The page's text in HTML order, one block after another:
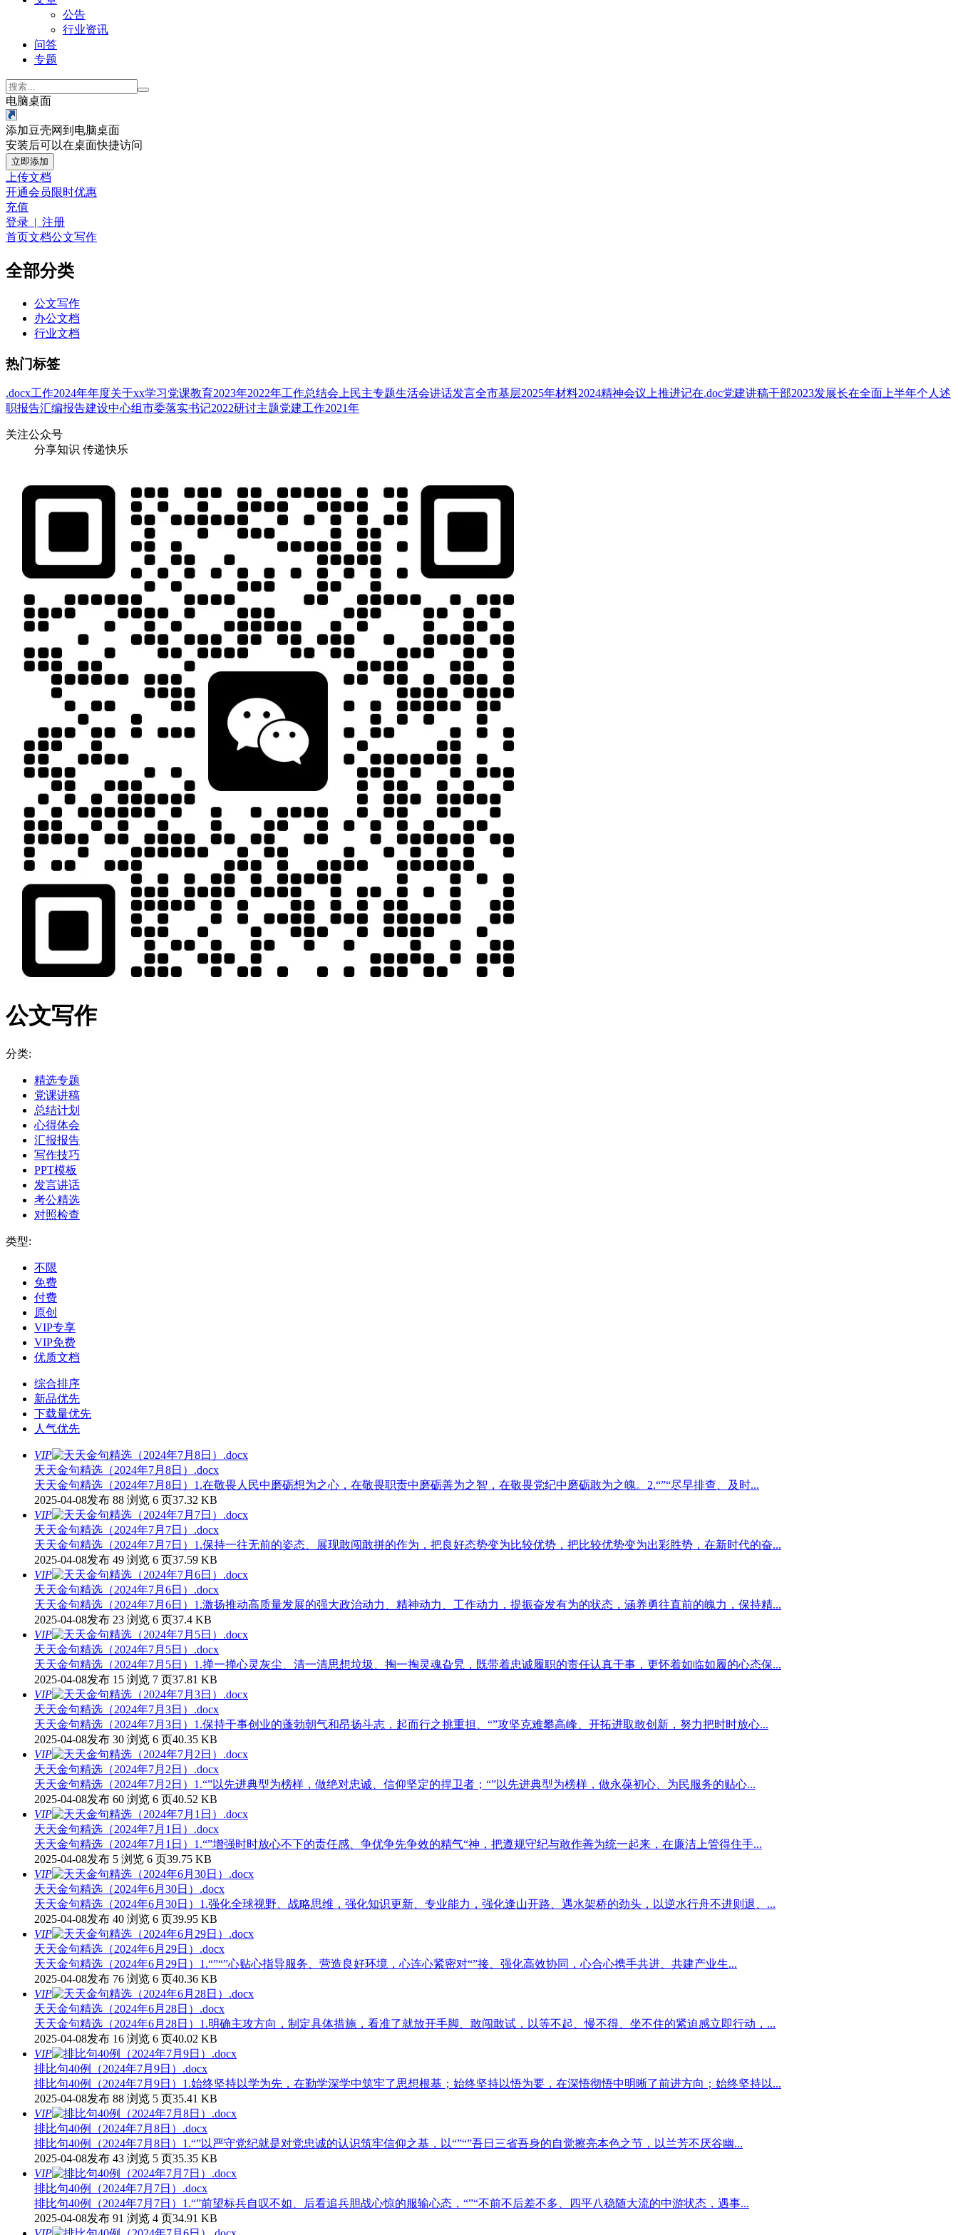
公告
行业资讯
问答
专题
电脑桌面
添加豆壳网到电脑桌面
安装后可以在桌面快捷访问
立即添加
上传文档
开通会员限时优惠
充值
登录 | 注册
首页文档公文写作
全部分类
公文写作
办公文档
行业文档
热门标签
.docx工作2024年年度关于xx学习党课教育2023年2022年工作总结会上 民主专题生活会讲话发言全市基层2025年材料2024精神会议上推进记在.doc党建讲稿干部2023发展长在全面 上半年个人 述
职报告汇编报告建设中心组市委落实书记2022研讨主题党建工作2021年
关注公众号
分享知识 传递快乐
公文写作
分类:
精选专题
党课讲稿
总结计划
心得体会
汇报报告
写作技巧
PPT模板
发言讲话
考公精选
对照检查
类型:
不限
免费
付费
原创
VIP专享
VIP免费
优质文档
综合排序
新品优先
下载量优先
人气优先
VIP
天天金句精选（2024年7月8日）.docx
天天金句精选（2024年7月8日）1.在敬畏人民中磨砺想为之心，在敬畏职责中磨砺善为之智，在敬畏党纪中磨砺敢为之魄。2.“”“尽早排查、及时...
2025-04-08发布 88 浏览 6 页37.32 KB
VIP
天天金句精选（2024年7月7日）.docx
天天金句精选（2024年7月7日）1.保持一往无前的姿态、展现敢闯敢拼的作为，把良好态势变为比较优势，把比较优势变为出彩胜势，在新时代的奋...
2025-04-08发布 49 浏览 6 页37.59 KB
VIP
天天金句精选（2024年7月6日）.docx
天天金句精选（2024年7月6日）1.激扬推动高质量发展的强大政治动力、精神动力、工作动力，提振奋发有为的状态，涵养勇往直前的魄力，保持精...
2025-04-08发布 23 浏览 6 页37.4 KB
VIP
天天金句精选（2024年7月5日）.docx
天天金句精选（2024年7月5日）1.掸一掸心灵灰尘、清一清思想垃圾、掏一掏灵魂旮旯，既带着忠诚履职的责任认真干事，更怀着如临如履的心态保...
2025-04-08发布 15 浏览 7 页37.81 KB
VIP
天天金句精选（2024年7月3日）.docx
天天金句精选（2024年7月3日）1.保持干事创业的蓬勃朝气和昂扬斗志，起而行之挑重担、“”攻坚克难攀高峰、开拓进取敢创新，努力把时时放心...
2025-04-08发布 30 浏览 6 页40.35 KB
VIP
天天金句精选（2024年7月2日）.docx
天天金句精选（2024年7月2日）1.“”以先进典型为榜样，做绝对忠诚、信仰坚定的捍卫者；“”以先进典型为榜样，做永葆初心、为民服务的贴心...
2025-04-08发布 60 浏览 6 页40.52 KB
VIP
天天金句精选（2024年7月1日）.docx
天天金句精选（2024年7月1日）1.“”增强时时放心不下的责任感、争优争先争效的精气“神，把遵规守纪与敢作善为统一起来，在廉洁上管得住手...
2025-04-08发布 5 浏览 6 页39.75 KB
VIP
天天金句精选（2024年6月30日）.docx
天天金句精选（2024年6月30日）1.强化全球视野、战略思维，强化知识更新、专业能力，强化逢山开路、遇水架桥的劲头，以逆水行舟不进则退、...
2025-04-08发布 40 浏览 6 页39.95 KB
VIP
天天金句精选（2024年6月29日）.docx
天天金句精选（2024年6月29日）1.“”“”心贴心指导服务、营造良好环境，心连心紧密对“”接、强化高效协同，心合心携手共进、共建产业生...
2025-04-08发布 76 浏览 6 页40.36 KB
VIP
天天金句精选（2024年6月28日）.docx
天天金句精选（2024年6月28日）1.明确主攻方向，制定具体措施，看准了就放开手脚、敢闯敢试，以等不起、慢不得、坐不住的紧迫感立即行动，...
2025-04-08发布 16 浏览 6 页40.02 KB
VIP
排比句40例（2024年7月9日）.docx
排比句40例（2024年7月9日）1.始终坚持以学为先，在勤学深学中筑牢了思想根基；始终坚持以悟为要，在深悟彻悟中明晰了前进方向；始终坚持以...
2025-04-08发布 88 浏览 5 页35.41 KB
VIP
排比句40例（2024年7月8日）.docx
排比句40例（2024年7月8日）1.“”以严守党纪就是对党忠诚的认识筑牢信仰之基，以“”“”吾日三省吾身的自觉擦亮本色之节，以兰芳不厌谷幽...
2025-04-08发布 43 浏览 5 页35.35 KB
VIP
排比句40例（2024年7月7日）.docx
排比句40例（2024年7月7日）1.“”前望标兵自叹不如、后看追兵胆战心惊的服输心态，“”“不前不后差不多、四平八稳随大流的中游状态，遇事...
2025-04-08发布 91 浏览 4 页34.91 KB